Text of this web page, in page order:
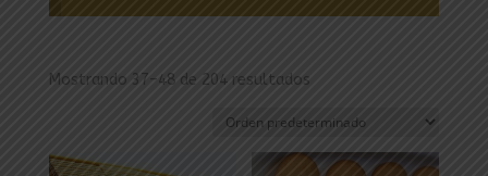
Mostrando 37–48 de 204 resultados